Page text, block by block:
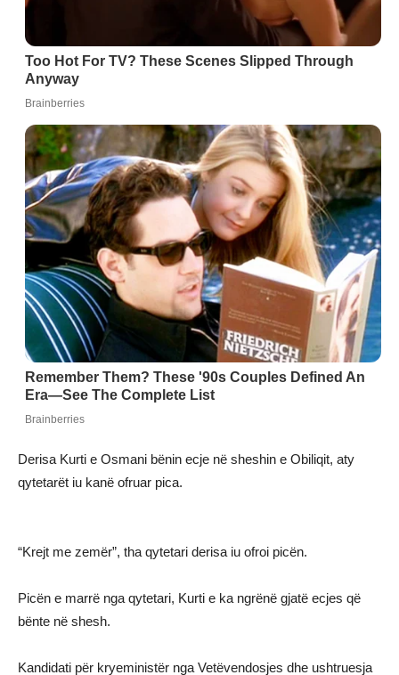
Derisa Kurti e Osmani bënin ecje në sheshin e Obiliqit, aty
qytetarët iu kanë ofruar pica.
“Krejt me zemër”, tha qytetari derisa iu ofroi picën.
Picën e marrë nga qytetari, Kurti e ka ngrënë gjatë ecjes që
bënte në shesh.
Kandidati për kryeministër nga Vetëvendosjes dhe ushtruesja